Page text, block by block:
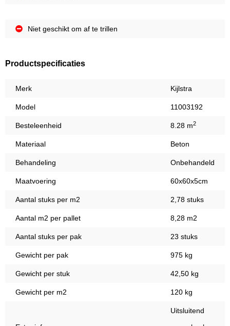
Niet geschikt om af te trillen
Productspecificaties
Merk Kijlstra
Model 11003192
Besteleenheid 8.28 m2
Materiaal Beton
Behandeling Onbehandeld
Maatvoering 60x60x5cm
Aantal stuks per m2 2,78 stuks
Aantal m2 per pallet 8,28 m2
Aantal stuks per pak 23 stuks
Gewicht per pak 975 kg
Gewicht per stuk 42,50 kg
Gewicht per m2 120 kg
Uitsluitend